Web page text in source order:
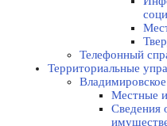
Телефонный
Территориальные
Местные
Сведения